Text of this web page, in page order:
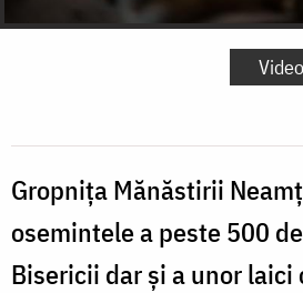
Video
Gropnița Mănăstirii
osemintele a peste 500
Bisericii dar și a unor laici